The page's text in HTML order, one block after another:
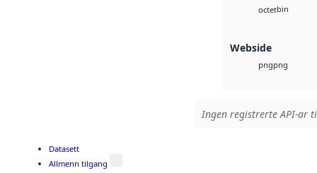
octetbin
Webside
pngpng
Ingen registrerte API-ar
Datasett
Allmenn tilgang